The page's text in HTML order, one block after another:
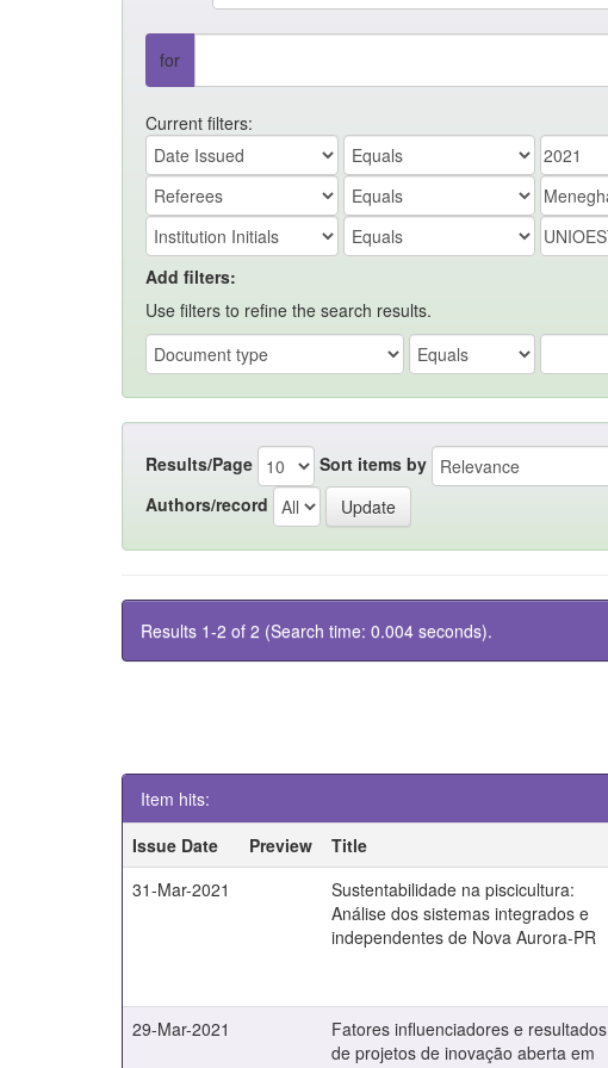
for
Current filters:
Add filters:
Use filters to refine the search results.
Results/Page Sort items by
Authors/record
Results 1-2 of 2 (Search time: 0.004 seconds).
Item hits:
Issue Date
Preview Title
31-Mar-2021
Sustentabilidade na piscicultura:
Análise dos sistemas integrados e
independentes de Nova Aurora-PR
29-Mar-2021
Fatores influenciadores e resultados
de projetos de inovação aberta em